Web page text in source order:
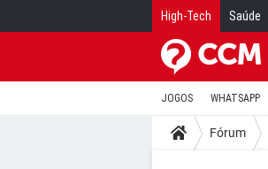
High-Tech Saúde
JOGOS WHATSAPP
Fórum